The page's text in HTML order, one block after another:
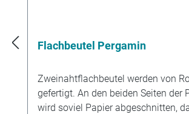
Flachbeutel Pergamin
Zweinahtflachbeutel werden von
gefertigt. An den beiden Seiten der
wird soviel Papier abgeschnitten,